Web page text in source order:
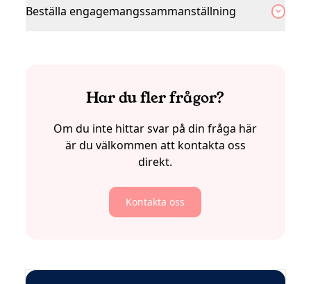
Beställa engagemangssammanställning
Har du fler frågor?
Om du inte hittar svar på din fråga här
är du välkommen att kontakta oss
direkt.
Kontakta oss